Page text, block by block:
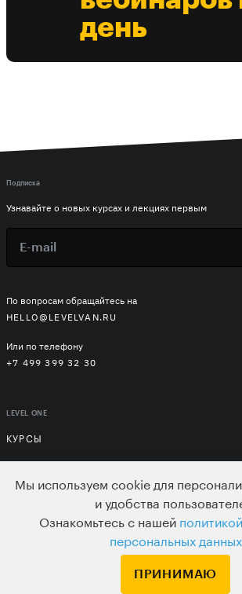
день
По вопросам обращайтесь на
HELLO@LEVELVAN.RU
Или по телефону
+7 499 399 32 30
LEVEL ONE
КУРСЫ
ВАКАНСИИ
ПОЛЬЗОВАТЕЛЬСКОЕ СОГЛАШЕНИЕ
Подписка
Узнавайте о новых курсах и лекциях первым
Мы используем cookie для
и удобства
Ознакомьтесь с нашей
персональных данных
ПРИНИМАЮ